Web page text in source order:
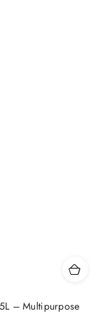
– Multipurpose